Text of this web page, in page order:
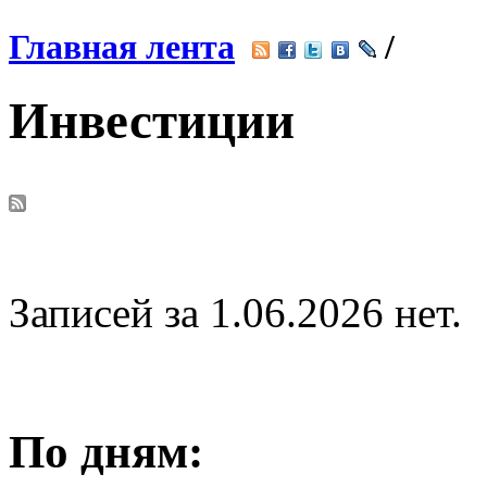
Главная лента /
Инвестиции
Записей за 1.06.2026 нет.
По дням: